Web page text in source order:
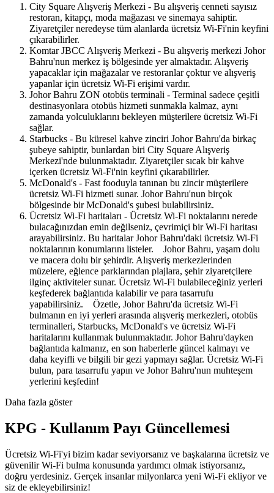
City Square Alışveriş Merkezi - Bu alışveriş cenneti sayısız
restoran, kitapçı, moda mağazası ve sinemaya sahiptir.
Ziyaretçiler neredeyse tüm alanlarda ücretsiz Wi-Fi'nin keyfini
çıkarabilirler.
Komtar JBCC Alışveriş Merkezi - Bu alışveriş merkezi Johor
Bahru'nun merkez iş bölgesinde yer almaktadır. Alışveriş
yapacaklar için mağazalar ve restoranlar çoktur ve alışveriş
yapanlar için ücretsiz Wi-Fi erişimi vardır.
Johor Bahru ZON otobüs terminali - Terminal sadece çeşitli
destinasyonlara otobüs hizmeti sunmakla kalmaz, aynı
zamanda yolculuklarını bekleyen müşterilere ücretsiz Wi-Fi
sağlar.
Starbucks - Bu küresel kahve zinciri Johor Bahru'da birkaç
şubeye sahiptir, bunlardan biri City Square Alışveriş
Merkezi'nde bulunmaktadır. Ziyaretçiler sıcak bir kahve
içerken ücretsiz Wi-Fi'nin keyfini çıkarabilirler.
McDonald's - Fast fooduyla tanınan bu zincir müşterilere
ücretsiz Wi-Fi hizmeti sunar. Johor Bahru'nun birçok
bölgesinde bir McDonald's şubesi bulabilirsiniz.
Ücretsiz Wi-Fi haritaları - Ücretsiz Wi-Fi noktalarını nerede
bulacağınızdan emin değilseniz, çevrimiçi bir Wi-Fi haritası
arayabilirsiniz. Bu haritalar Johor Bahru'daki ücretsiz Wi-Fi
noktalarının konumlarını listeler. Johor Bahru, yaşam dolu
ve macera dolu bir şehirdir. Alışveriş merkezlerinden
müzelere, eğlence parklarından plajlara, şehir ziyaretçilere
ilginç aktiviteler sunar. Ücretsiz Wi-Fi bulabileceğiniz yerleri
keşfederek bağlantıda kalabilir ve para tasarrufu
yapabilirsiniz. Özetle, Johor Bahru'da ücretsiz Wi-Fi
bulmanın en iyi yerleri arasında alışveriş merkezleri, otobüs
terminalleri, Starbucks, McDonald's ve ücretsiz Wi-Fi
haritalarını kullanmak bulunmaktadır. Johor Bahru'dayken
bağlantıda kalmanız, en son haberlerle güncel kalmayı ve
daha keyifli ve bilgili bir gezi yapmayı sağlar. Ücretsiz Wi-Fi
bulun, para tasarrufu yapın ve Johor Bahru'nun muhteşem
yerlerini keşfedin!
Daha fazla göster
KPG - Kullanım Payı Güncellemesi
Ücretsiz Wi-Fi'yi bizim kadar seviyorsanız ve başkalarına ücretsiz ve
güvenilir Wi-Fi bulma konusunda yardımcı olmak istiyorsanız,
doğru yerdesiniz. Gerçek insanlar milyonlarca yeni Wi-Fi ekliyor ve
siz de ekleyebilirsiniz!